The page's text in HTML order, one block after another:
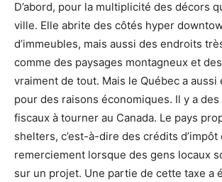
D’abord, pour la multiplicité des décors
ville. Elle abrite des côtés hyper
d’immeubles, mais aussi des endroits
comme des paysages montagneux et
vraiment de tout. Mais le Québec a aussi
pour des raisons économiques. Il y a des
fiscaux à tourner au Canada. Le pays
shelters, c’est-à-dire des crédits d’impôt
remerciement lorsque des gens locaux
sur un projet. Une partie de cette taxe a